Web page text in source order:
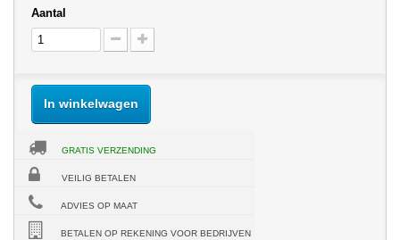
Aantal
In winkelwagen
GRATIS VERZENDING
VEILIG BETALEN
ADVIES OP MAAT
BETALEN OP REKENING VOOR BEDRIJVEN